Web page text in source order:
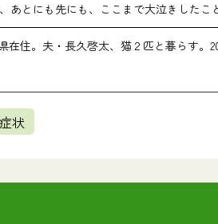
とにも先にも、ここまで大泣きした
住。夫・長久啓太、猫２匹と暮らす。
症状